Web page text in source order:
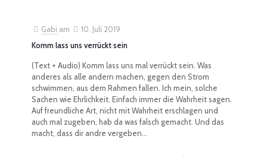
Gabi am
10. Juli 2019
Komm lass uns verrückt sein
(Text + Audio) Komm lass uns mal verrückt sein. Was
anderes als alle andern machen, gegen den Strom
schwimmen, aus dem Rahmen fallen. Ich mein, solche
Sachen wie Ehrlichkeit. Einfach immer die Wahrheit sagen.
Auf freundliche Art, nicht mit Wahrheit erschlagen und
auch mal zugeben, hab da was falsch gemacht. Und das
macht, dass dir andre vergeben...